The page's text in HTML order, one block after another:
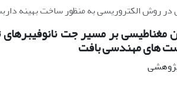
در روش الکتروریسی به منظور ساخت بهینه
مغناطیسی بر مسیر جت
های مهندسی بافت
پژوهشی